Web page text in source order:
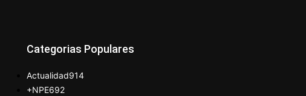
Categorias Populares
Actualidad914
+NPE692